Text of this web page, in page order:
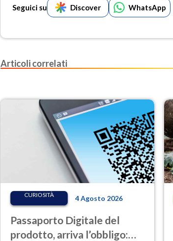
Seguici su Discover WhatsApp
Articoli correlati
CURIOSITÀ 4 Agosto 2026
Passaporto Digitale del
prodotto, arriva l’obbligo: